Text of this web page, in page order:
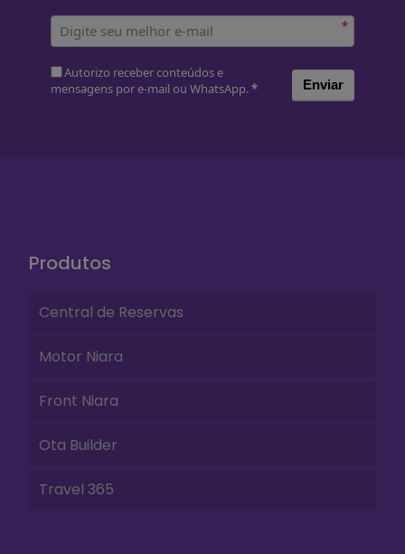
*
Autorizo receber conteúdos e
mensagens por e-mail ou WhatsApp.* Enviar
Produtos
Central de Reservas
Motor Niara
Front Niara
Ota Builder
Travel 365